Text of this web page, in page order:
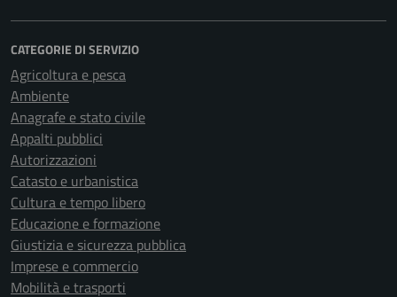
CATEGORIE DI SERVIZIO
Agricoltura e pesca
Ambiente
Anagrafe e stato civile
Appalti pubblici
Autorizzazioni
Catasto e urbanistica
Cultura e tempo libero
Educazione e formazione
Giustizia e sicurezza pubblica
Imprese e commercio
Mobilità e trasporti